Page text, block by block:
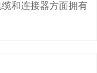
和连接器方面拥有